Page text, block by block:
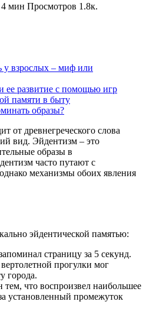
4 мин Просмотров 1.8к.
у взрослых – миф или
ее развитие с помощью игр
памяти в быту
образы?
от древнегреческого слова
вид. Эйдентизм – это
образы в
часто путают с
механизмы обоих явления
эйдентической памятью:
страницу за 5 секунд.
прогулки мог
города.
тем, что воспроизвел наибольшее
установленный промежуток